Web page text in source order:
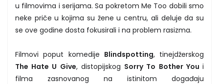
u filmovima i serijama. Sa pokretom Me Too dobili smo
neke priče u kojima su žene u centru, ali deluje da su
se ove godine dosta fokusirali i na problem rasizma.
Filmovi poput komedije Blindspotting, tinejdžerskog
The Hate U Give, distopijskog Sorry To Bother Youi
filma zasnovanog na istinitom događaju